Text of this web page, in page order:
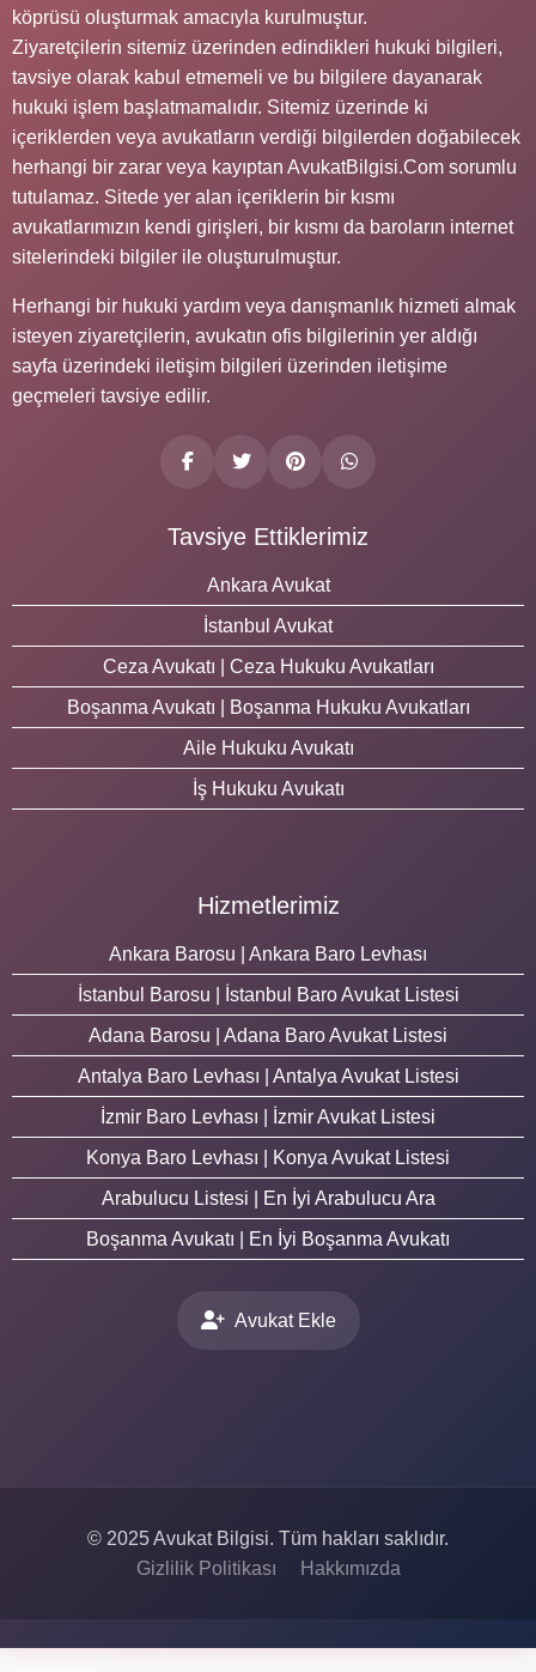
köprüsü oluşturmak amacıyla kurulmuştur.
Ziyaretçilerin sitemiz üzerinden edindikleri hukuki bilgileri,
tavsiye olarak kabul etmemeli ve bu bilgilere dayanarak
hukuki işlem başlatmamalıdır. Sitemiz üzerinde ki
içeriklerden veya avukatların verdiği bilgilerden doğabilecek
herhangi bir zarar veya kayıptan AvukatBilgisi.Com sorumlu
tutulamaz. Sitede yer alan içeriklerin bir kısmı
avukatlarımızın kendi girişleri, bir kısmı da baroların internet
sitelerindeki bilgiler ile oluşturulmuştur.
Herhangi bir hukuki yardım veya danışmanlık hizmeti almak
isteyen ziyaretçilerin, avukatın ofis bilgilerinin yer aldığı
sayfa üzerindeki iletişim bilgileri üzerinden iletişime
geçmeleri tavsiye edilir.
Tavsiye Ettiklerimiz
Ankara Avukat
İstanbul Avukat
Ceza Avukatı | Ceza Hukuku Avukatları
Boşanma Avukatı | Boşanma Hukuku Avukatları
Aile Hukuku Avukatı
İş Hukuku Avukatı
Hizmetlerimiz
Ankara Barosu | Ankara Baro Levhası
İstanbul Barosu | İstanbul Baro Avukat Listesi
Adana Barosu | Adana Baro Avukat Listesi
Antalya Baro Levhası | Antalya Avukat Listesi
İzmir Baro Levhası | İzmir Avukat Listesi
Konya Baro Levhası | Konya Avukat Listesi
Arabulucu Listesi | En İyi Arabulucu Ara
Boşanma Avukatı | En İyi Boşanma Avukatı
Avukat Ekle
© 2025 Avukat Bilgisi. Tüm hakları saklıdır.
Gizlilik Politikası
Hakkımızda